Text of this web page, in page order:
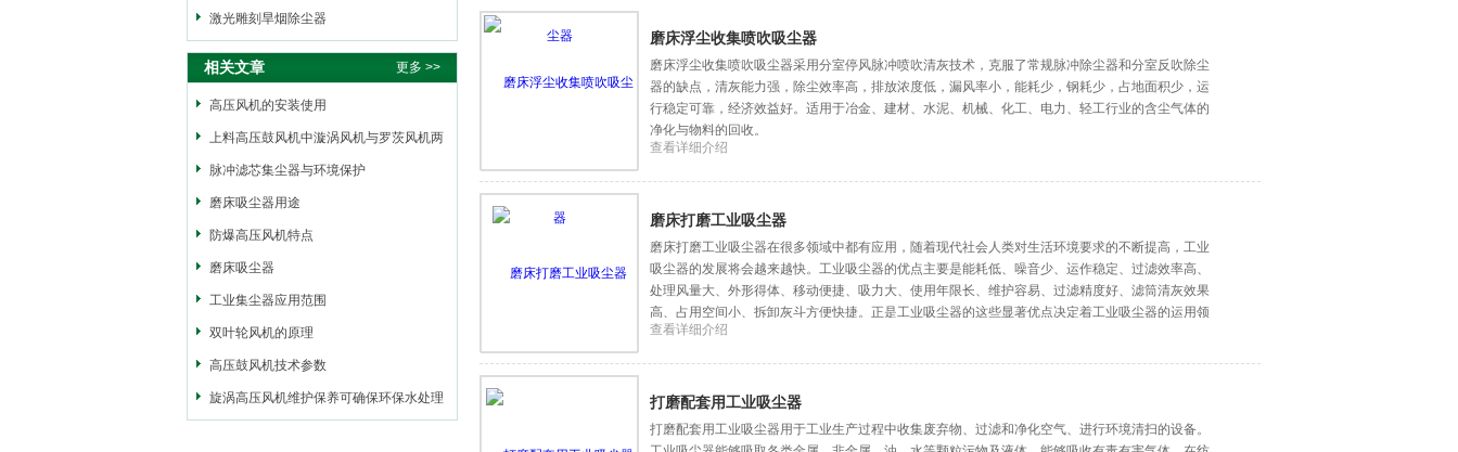
激光雕刻旱烟除尘器
相关文章 更多 >>
高压风机的安装使用
上料高压鼓风机中漩涡风机与罗茨风机两
者之间的区别
脉冲滤芯集尘器与环境保护
磨床吸尘器用途
防爆高压风机特点
磨床吸尘器
工业集尘器应用范围
双叶轮风机的原理
高压鼓风机技术参数
旋涡高压风机维护保养可确保环保水处理
磨床浮尘收集喷吹吸尘器
磨床浮尘收集喷吹吸尘器采用分室停风脉冲喷吹清灰技术，克服了常规脉冲除尘器和分室反吹除尘
器的缺点，清灰能力强，除尘效率高，排放浓度低，漏风率小，能耗少，钢耗少，占地面积少，运
行稳定可靠，经济效益好。适用于冶金、建材、水泥、机械、化工、电力、轻工行业的含尘气体的
净化与物料的回收。
查看详细介绍
磨床打磨工业吸尘器
磨床打磨工业吸尘器在很多领域中都有应用，随着现代社会人类对生活环境要求的不断提高，工业
吸尘器的发展将会越来越快。工业吸尘器的优点主要是能耗低、噪音少、运作稳定、过滤效率高、
处理风量大、外形得体、移动便捷、吸力大、使用年限长、维护容易、过滤精度好、滤筒清灰效果
高、占用空间小、拆卸灰斗方便快捷。正是工业吸尘器的这些显著优点决定着工业吸尘器的运用领
域是非常广泛的。
查看详细介绍
打磨配套用工业吸尘器
打磨配套用工业吸尘器用于工业生产过程中收集废弃物、过滤和净化空气、进行环境清扫的设备。